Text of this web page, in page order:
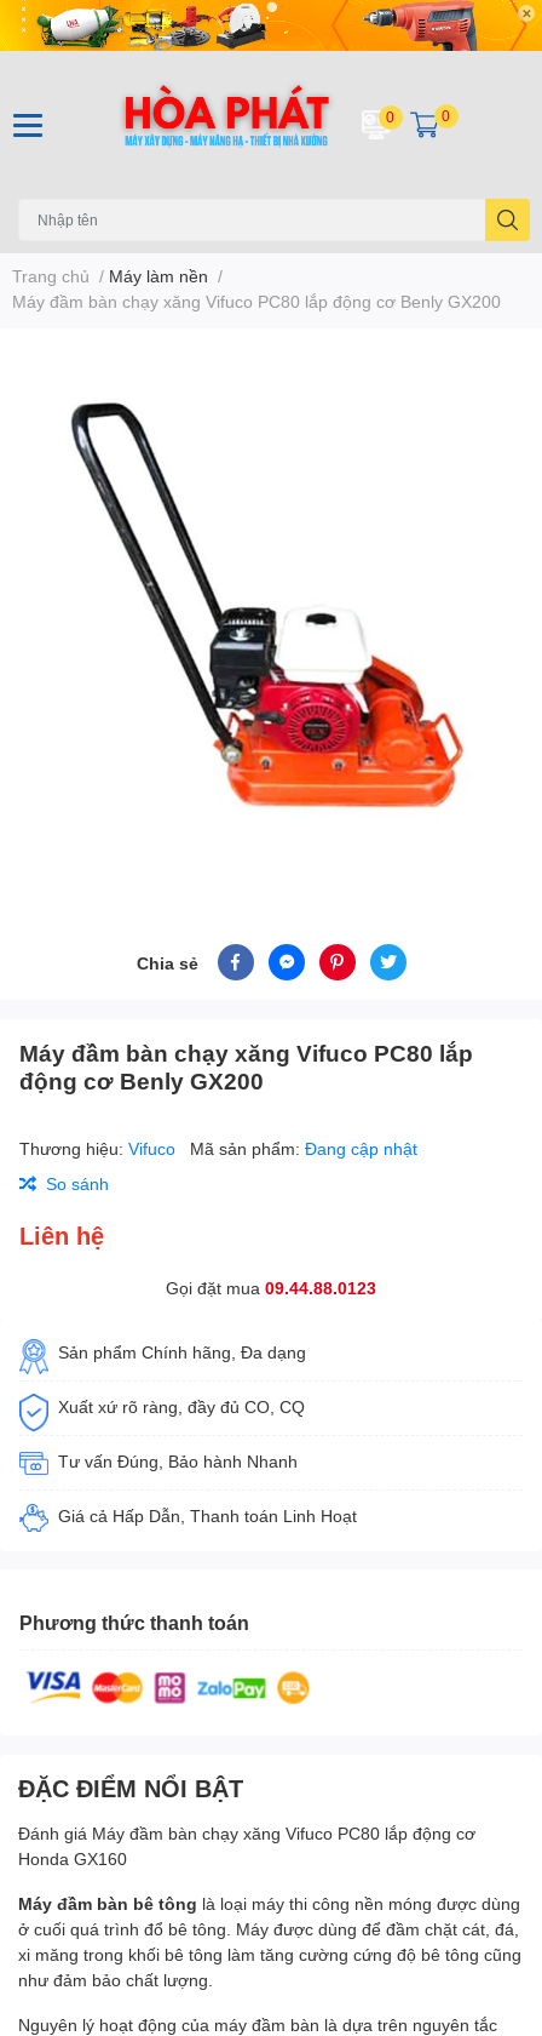
0 0
Trang chủ / Máy làm nền /
Máy đầm bàn chạy xăng Vifuco PC80 lắp động cơ Benly GX200
Chia sẻ
Máy đầm bàn chạy xăng Vifuco PC80 lắp
động cơ Benly GX200
Thương hiệu: Vifuco Mã sản phẩm: Đang cập nhật
So sánh
Liên hệ
Gọi đặt mua 09.44.88.0123
Sản phẩm Chính hãng, Đa dạng
Xuất xứ rõ ràng, đầy đủ CO, CQ
Tư vấn Đúng, Bảo hành Nhanh
Giá cả Hấp Dẫn, Thanh toán Linh Hoạt
Phương thức thanh toán
ĐẶC ĐIỂM NỔI BẬT
Đánh giá Máy đầm bàn chạy xăng Vifuco PC80 lắp động cơ
Honda GX160
Máy đầm bàn bê tông là loại máy thi công nền móng được dùng
ở cuối quá trình đổ bê tông. Máy được dùng để đầm chặt cát, đá,
xi măng trong khối bê tông làm tăng cường cứng độ bê tông cũng
như đảm bảo chất lượng.
Nguyên lý hoạt động của máy đầm bàn là dựa trên nguyên tắc